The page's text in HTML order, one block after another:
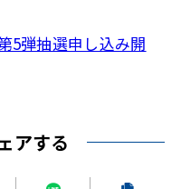
5弾抽選申し込み開
アする